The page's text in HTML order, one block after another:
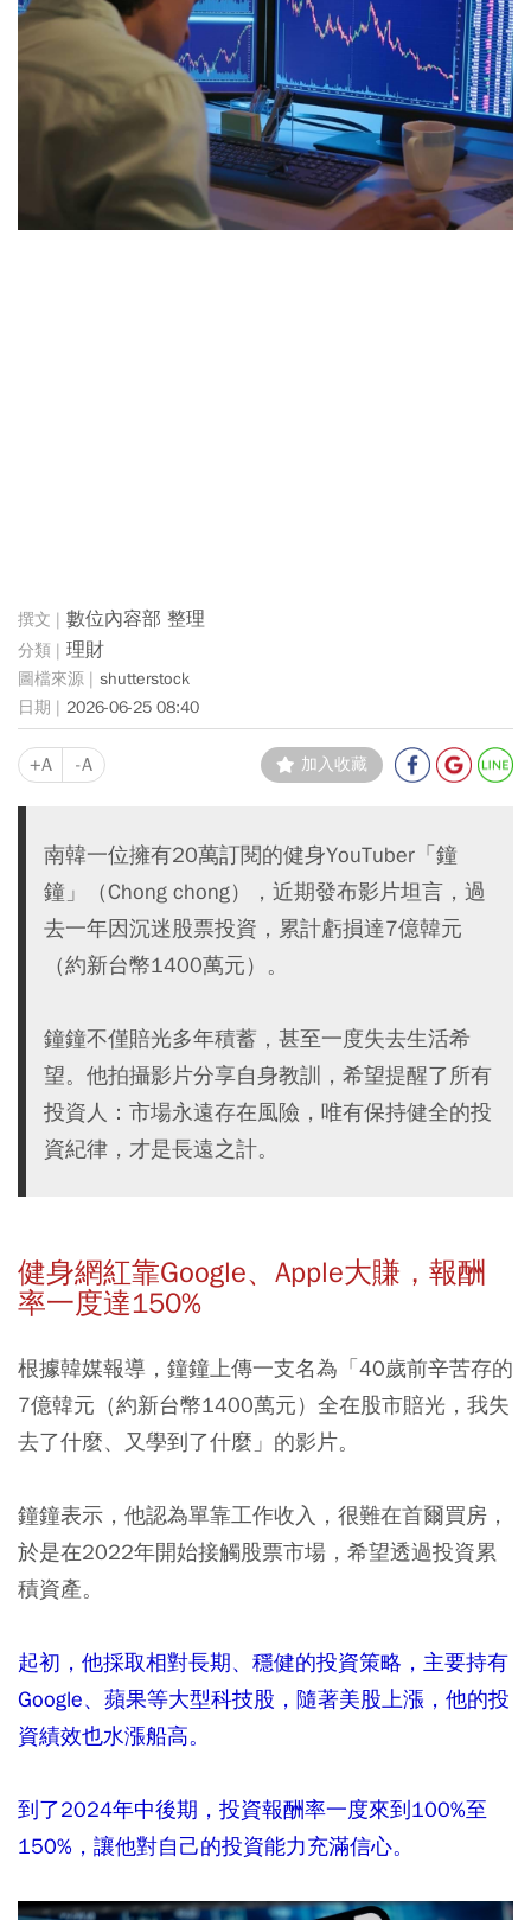
數位內容部 整理
理財
shutterstock
2026-06-25 08:40
+A -A 加入收藏
南韓一位擁有20萬訂閱的健身YouTuber「鐘
鐘」（Chong chong），近期發布影片坦言，過
去一年因沉迷股票投資，累計虧損達7億韓元
（約新台幣1400萬元）。
鐘鐘不僅賠光多年積蓄，甚至一度失去生活希
望。他拍攝影片分享自身教訓，希望提醒了所有
投資人：市場永遠存在風險，唯有保持健全的投
資紀律，才是長遠之計。
健身網紅靠Google、Apple大賺，報酬
率一度達150%
根據韓媒報導，鐘鐘上傳一支名為「40歲前辛苦存的
7億韓元（約新台幣1400萬元）全在股市賠光，我失
去了什麼、又學到了什麼」的影片。
鐘鐘表示，他認為單靠工作收入，很難在首爾買房，
於是在2022年開始接觸股票市場，希望透過投資累
積資產。
起初，他採取相對長期、穩健的投資策略，主要持有
Google、蘋果等大型科技股，隨著美股上漲，他的投
資績效也水漲船高。
到了2024年中後期，投資報酬率一度來到100%至
150%，讓他對自己的投資能力充滿信心。